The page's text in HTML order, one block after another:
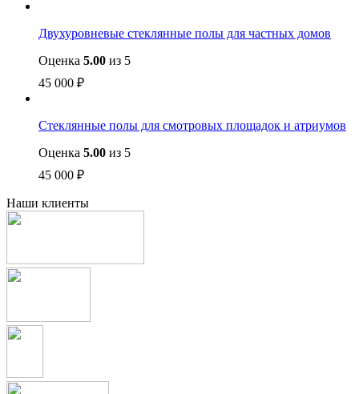
Двухуровневые стеклянные полы для частных домов
Оценка 5.00 из 5
45 000 ₽
Стеклянные полы для смотровых площадок и атриумов
Оценка 5.00 из 5
45 000 ₽
Наши клиенты